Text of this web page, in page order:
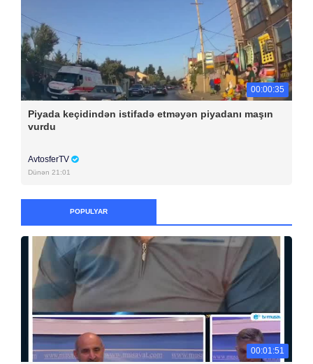
00:00:35
Piyada keçidindən istifadə etməyən piyadanı maşın
vurdu
AvtosferTV
Dünən 21:01
POPULYAR
00:01:51